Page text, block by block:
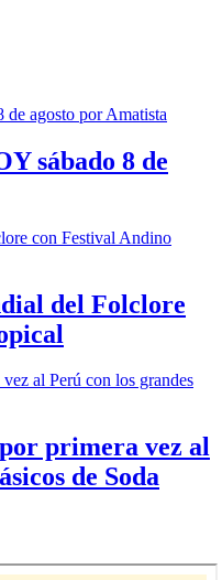
sábado 8 de
del Folclore
primera vez al
de Soda